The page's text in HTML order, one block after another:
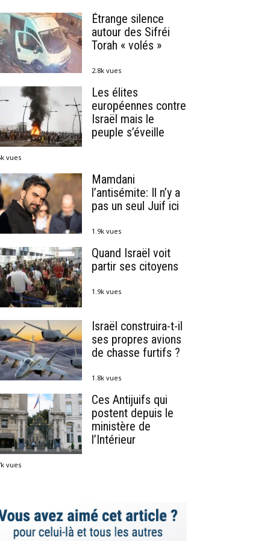
Étrange silence
autour des Sifréi
Torah « volés »
2.8k vues
Les élites
européennes contre
Israël mais le
peuple s’éveille
vues
Mamdani
l’antisémite: Il n’y a
pas un seul Juif ici
1.9k vues
Quand Israël voit
partir ses citoyens
1.9k vues
Israël construira-t-il
ses propres avions
de chasse furtifs ?
1.8k vues
Ces Antijuifs qui
postent depuis le
ministère de
l’Intérieur
vues